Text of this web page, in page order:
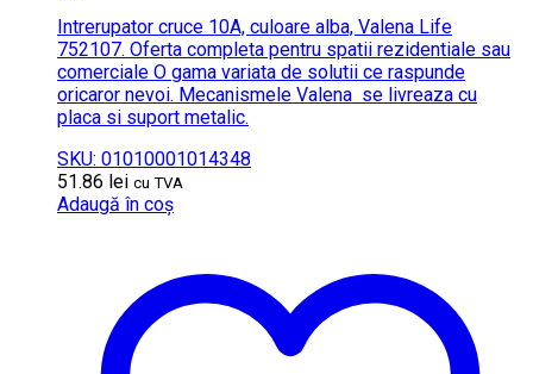
Intrerupator cruce 10A, culoare alba, Valena Life
752107. Oferta completa pentru spatii rezidentiale sau
comerciale O gama variata de solutii ce raspunde
oricaror nevoi. Mecanismele Valena se livreaza cu
placa si suport metalic.
SKU: 01010001014348
51.86 lei cu TVA
Adaugă în coș